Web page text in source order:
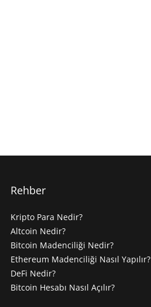
Rehber
Kripto Para Nedir?
Altcoin Nedir?
Bitcoin Madenciliği Nedir?
Ethereum Madenciliği Nasıl Yapılır?
DeFi Nedir?
Bitcoin Hesabı Nasıl Açılır?